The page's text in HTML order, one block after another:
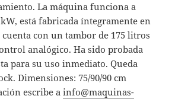
La máquina funciona a
está fabricada íntegramente en
con un tambor de 175 litros
analógico. Ha sido probada
para su uso inmediato. Queda
Dimensiones: 75/90/90 cm
escribe ainfo@maquinas-